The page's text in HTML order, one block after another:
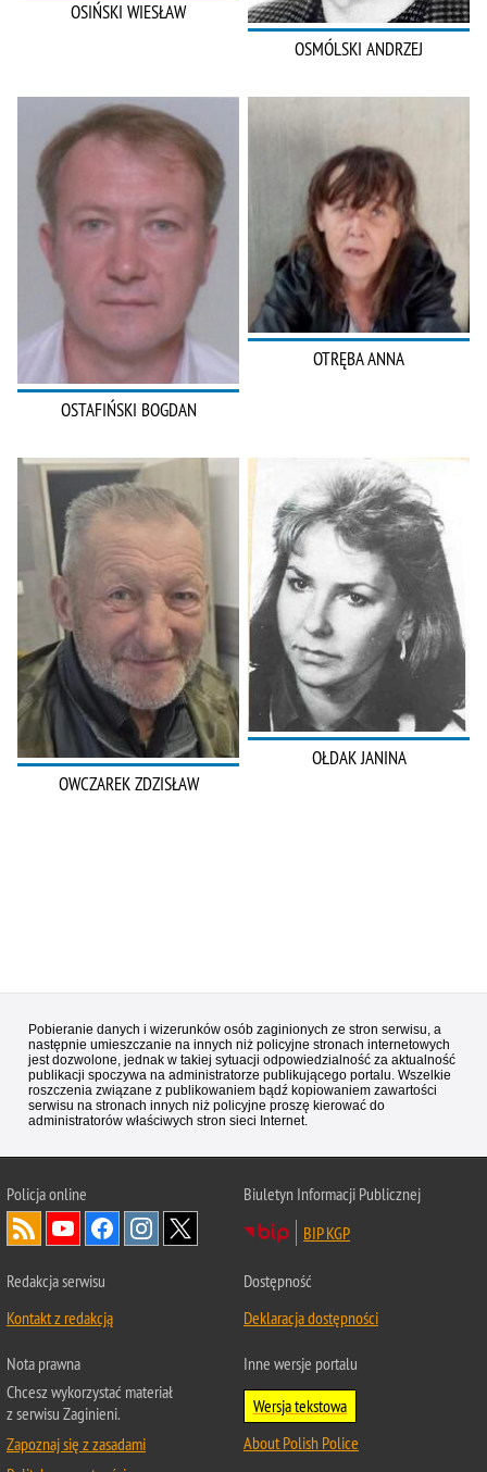
OSIŃSKI WIESŁAW
OSMÓLSKI ANDRZEJ
OSTAFIŃSKI BOGDAN
OTRĘBA ANNA
OWCZAREK ZDZISŁAW
OŁDAK JANINA
Pobieranie danych i wizerunków osób zaginionych ze stron serwisu, a
następnie umieszczanie na innych niż policyjne stronach internetowych
jest dozwolone, jednak w takiej sytuacji odpowiedzialność za aktualność
publikacji spoczywa na administratorze publikującego portalu. Wszelkie
roszczenia związane z publikowaniem bądź kopiowaniem zawartości
serwisu na stronach innych niż policyjne proszę kierować do
administratorów właściwych stron sieci Internet.
Policjaonline
Biuletyn Informacji Publicznej
BIP KGP
Redakcja serwisu
Kontakt z redakcją
Dostępność
Deklaracja dostępności
Nota prawna
Chcesz wykorzystać materiał
z serwisu Zaginieni.
Zapoznaj się z zasadami
Inne wersje portalu
Wersja tekstowa
About Polish Police